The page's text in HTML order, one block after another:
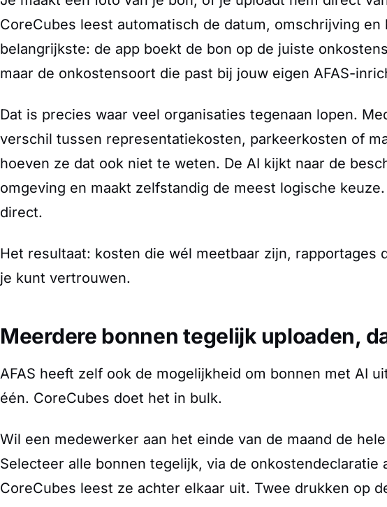
CoreCubes leest automatisch de datum, omschrijving
belangrijkste: de app boekt de bon op de juiste
maar de onkostensoort die past bij jouw eigen AFAS-
Dat is precies waar veel organisaties tegenaan lopen.
verschil tussen representatiekosten, parkeerkosten of
hoeven ze dat ook niet te weten. De AI kijkt naar de
omgeving en maakt zelfstandig de meest logische
direct.
Het resultaat: kosten die wél meetbaar zijn, rapportages
je kunt vertrouwen.
Meerdere bonnen tegelijk uploaden,
AFAS heeft zelf ook de mogelijkheid om bonnen met AI
één. CoreCubes doet het in bulk.
Wil een medewerker aan het einde van de maand de
Selecteer alle bonnen tegelijk, via de onkostendeclaratie
CoreCubes leest ze achter elkaar uit. Twee drukken op